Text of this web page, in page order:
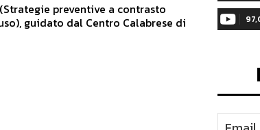
preventive a contrasto
guidato dal Centro Calabrese di